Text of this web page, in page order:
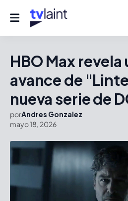
HBO Max revela
avance de
nueva serie de
porAndres Gonzalez
mayo 18, 2026